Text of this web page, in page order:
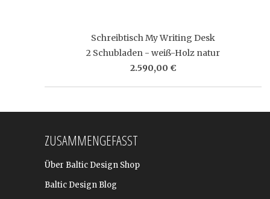
Schreibtisch My Writing Desk
2 Schubladen - weiß-Holz natur
2.590,00 €
ZUSAMMENGEFASST
Über Baltic Design Shop
Baltic Design Blog